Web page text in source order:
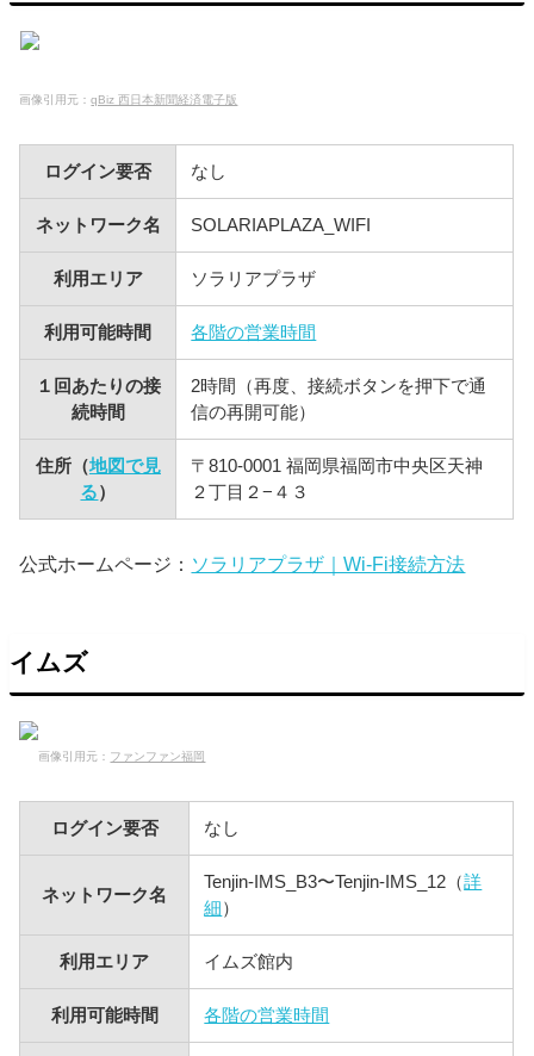
画像引用元：qBiz 西日本新聞経済電子版
ログイン要否 なし
ネットワーク名 SOLARIAPLAZA_WIFI
利用エリア ソラリアプラザ
利用可能時間 各階の営業時間
１回あたりの接
続時間
2時間（再度、接続ボタンを押下で通
信の再開可能）
住所（地図で見
る）
〒810-0001 福岡県福岡市中央区天神
２丁目２−４３
公式ホームページ： ソラリアプラザ｜Wi-Fi接続方法
イムズ
画像引用元： ファンファン福岡
ログイン要否 なし
ネットワーク名
Tenjin-IMS_B3〜Tenjin-IMS_12（詳
細）
利用エリア イムズ館内
利用可能時間 各階の営業時間